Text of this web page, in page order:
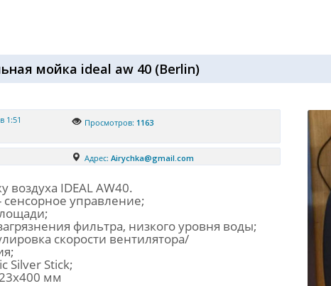
мойка ideal aw 40 (Berlin)
1:51 Просмотров: 1163
Адрес: Airychka@gmail.com
IDEAL AW40.
управление;
фильтра, низкого уровня воды;
скорости вентилятора/
Silver Stick;
мм